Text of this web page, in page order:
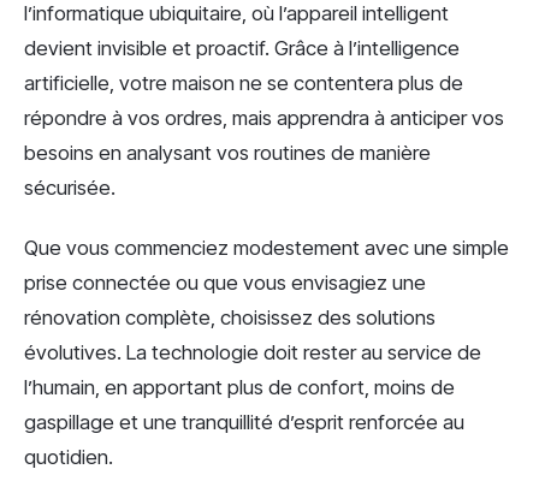
l’informatique ubiquitaire, où l’appareil intelligent
devient invisible et proactif. Grâce à l’intelligence
artificielle, votre maison ne se contentera plus de
répondre à vos ordres, mais apprendra à anticiper vos
besoins en analysant vos routines de manière
sécurisée.
Que vous commenciez modestement avec une simple
prise connectée ou que vous envisagiez une
rénovation complète, choisissez des solutions
évolutives. La technologie doit rester au service de
l’humain, en apportant plus de confort, moins de
gaspillage et une tranquillité d’esprit renforcée au
quotidien.